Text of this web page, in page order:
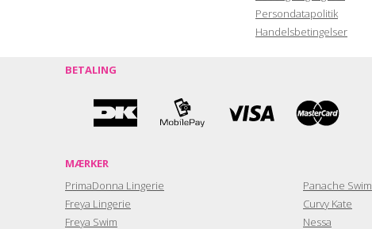
Persondatapolitik
Handelsbetingelser
BETALING
MÆRKER
PrimaDonna Lingerie
Freya Lingerie
Freya Swim
Panache Swim
Curvy Kate
Nessa